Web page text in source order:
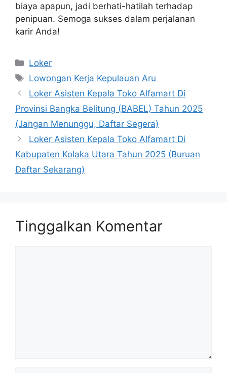
biaya apapun, jadi berhati-hatilah terhadap
penipuan. Semoga sukses dalam perjalanan
karir Anda!
Kategori
Loker
Tag
Lowongan Kerja Kepulauan Aru
Loker Asisten Kepala Toko Alfamart Di
Provinsi Bangka Belitung (BABEL) Tahun 2025
(Jangan Menunggu, Daftar Segera)
Loker Asisten Kepala Toko Alfamart Di
Kabupaten Kolaka Utara Tahun 2025 (Buruan
Daftar Sekarang)
Tinggalkan Komentar